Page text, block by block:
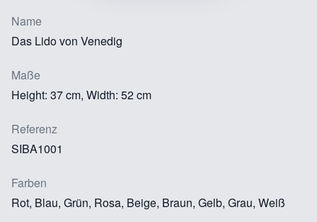
Name
Das Lido von Venedig
Maße
Height: 37 cm, Width: 52 cm
Referenz
SIBA1001
Farben
Rot, Blau, Grün, Rosa, Beige, Braun, Gelb, Grau, Weiß